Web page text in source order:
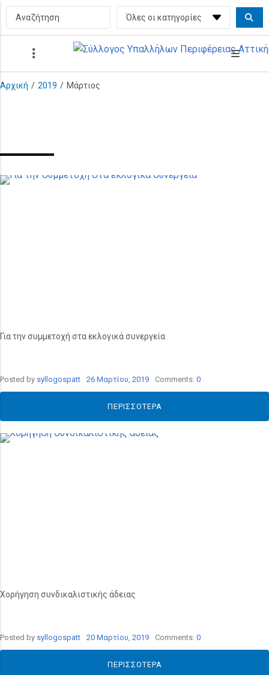
Αρχική / 2019 / Μάρτιος
Για την συμμετοχή στα εκλογικά συνεργεία
Posted by syllogospatt 26 Μαρτίου, 2019 Comments: 0
ΠΕΡΙΣΣΌΤΕΡΑ
Χορήγηση συνδικαλιστικής άδειας
Posted by syllogospatt 20 Μαρτίου, 2019 Comments: 0
ΠΕΡΙΣΣΌΤΕΡΑ